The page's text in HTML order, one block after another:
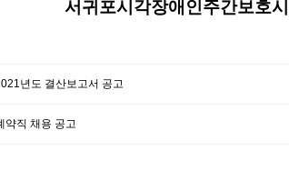
서귀포시각장애인주간보호
년도 결산보고서 공고
약직 채용 공고